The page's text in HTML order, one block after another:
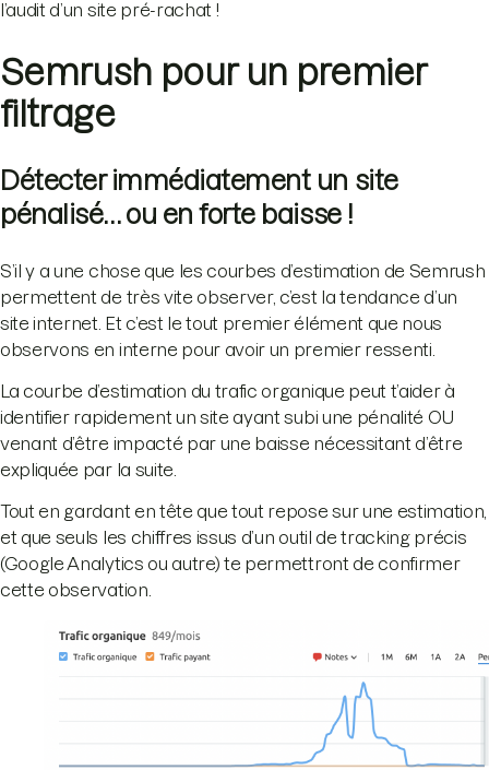
l’audit d’un site pré-rachat !
Semrush pour un premier
filtrage
Détecter immédiatement un site
pénalisé… ou en forte baisse !
S’il y a une chose que les courbes d’estimation de Semrush
permettent de très vite observer, c’est la tendance d’un
site internet. Et c’est le tout premier élément que nous
observons en interne pour avoir un premier ressenti.
La courbe d’estimation du trafic organique peut t’aider à
identifier rapidement un site ayant subi une pénalité OU
venant d’être impacté par une baisse nécessitant d’être
expliquée par la suite.
Tout en gardant en tête que tout repose sur une estimation,
et que seuls les chiffres issus d’un outil de tracking précis
(Google Analytics ou autre) te permettront de confirmer
cette observation.